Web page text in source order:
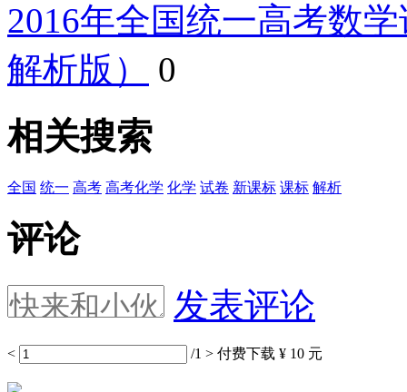
2016年全国统一高考数
解析版）
0
相关搜索
全国 统一 高考 高考化学 化学 试卷 新课标 课标 解析
评论
发表评论
< /1 > 付费下载 ¥ 10 元